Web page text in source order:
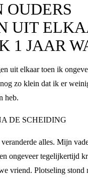
OUDERS
UIT
1 JAAR
uit elkaar toen ik
zo klein dat ik er
heb.
DE SCHEIDING
alles. Mijn
ongeveer tegelijkertijd
vriend. Plotseling stond